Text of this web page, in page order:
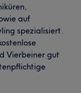
auf
spezialisiert.
Vierbeiner gut